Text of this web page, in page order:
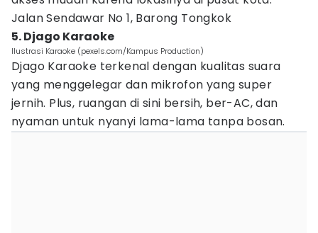
Jalan Sendawar No 1, Barong Tongkok
5. Djago Karaoke
Ilustrasi Karaoke (pexels.com/Kampus Production)
Djago Karaoke terkenal dengan kualitas suara
yang menggelegar dan mikrofon yang super
jernih. Plus, ruangan di sini bersih, ber-AC, dan
nyaman untuk nyanyi lama-lama tanpa bosan.